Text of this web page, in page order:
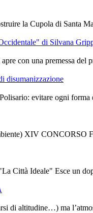
la Cupola di Santa
di Silvana
con una premessa
disumanizzazione
evitare ogni
XIV CONCORSO
Ideale" Esce un
di altitudine…) ma